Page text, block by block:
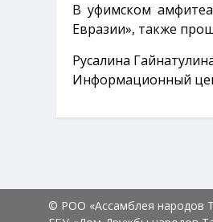
В уфимском
Евразии», также
Русалина
Информационный
© РОО «Ассамблея народов